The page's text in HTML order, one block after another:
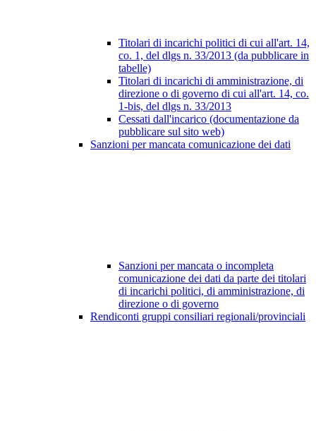
Titolari di incarichi politici di cui all'art. 14,
co. 1, del dlgs n. 33/2013 (da pubblicare in
tabelle)
Titolari di incarichi di amministrazione, di
direzione o di governo di cui all'art. 14, co.
1-bis, del dlgs n. 33/2013
Cessati dall'incarico (documentazione da
pubblicare sul sito web)
Sanzioni per mancata comunicazione dei dati
Sanzioni per mancata o incompleta
comunicazione dei dati da parte dei titolari
di incarichi politici, di amministrazione, di
direzione o di governo
Rendiconti gruppi consiliari regionali/provinciali